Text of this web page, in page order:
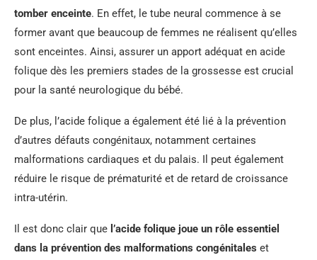
tomber enceinte. En effet, le tube neural commence à se
former avant que beaucoup de femmes ne réalisent qu’elles
sont enceintes. Ainsi, assurer un apport adéquat en acide
folique dès les premiers stades de la grossesse est crucial
pour la santé neurologique du bébé.
De plus, l’acide folique a également été lié à la prévention
d’autres défauts congénitaux, notamment certaines
malformations cardiaques et du palais. Il peut également
réduire le risque de prématurité et de retard de croissance
intra-utérin.
Il est donc clair que l’acide folique joue un rôle essentiel
dans la prévention des malformations congénitales et